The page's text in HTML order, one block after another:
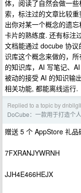
体，阅读了自然会做一
索，标注过的文章比较
出你对某一个概念的遗
卡片的熟练度. 还有标注
文档能通过 docube 协
识库这个概念来做的，
的知识库，AI 写笔记、
被动的接受 AI 的知识输
相关功能, 都能离线运行.
Replied to a topic by
DoCube：一款用于打造个
赠送 5 个 AppStore 礼品
7FXRANJYWRNH
JJH4E466HEJX